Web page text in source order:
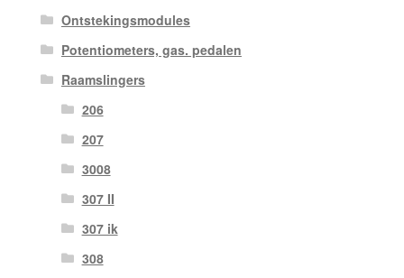
Ontstekingsmodules
Potentiometers, gas. pedalen
Raamslingers
206
207
3008
307 II
307 ik
308